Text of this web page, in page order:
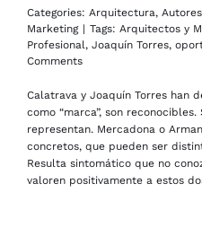
Categories: Arquitectura,
Marketing | Tags: Arquitectos y
Profesional, Joaquín Torres,
Comments
Calatrava y Joaquín Torres han
como “marca”, son
representan. Mercadona o
concretos, que pueden ser
Resulta sintomático que no
valoren positivamente a estos